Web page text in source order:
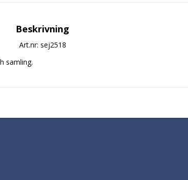
Beskrivning
Art.nr: sej2518
samling.